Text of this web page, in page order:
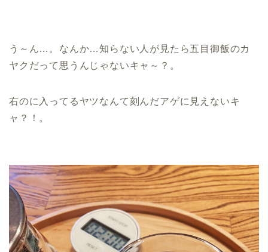
う～ん…。なんか…知らない人が見たら五目御飯のカ
ヤクだって思うんじゃないキャ～？。
右のに入ってるヤツなんて刻んだアゲに見えないキ
ャ？！。